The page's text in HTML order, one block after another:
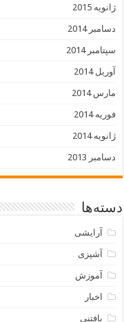
ژانویه 2015
دسامبر 2014
سپتامبر 2014
آوریل 2014
مارس 2014
فوریه 2014
ژانویه 2014
دسامبر 2013
دسته‌ها
آرایشی
آشپزی
آموزش
اخبار
بافتنی